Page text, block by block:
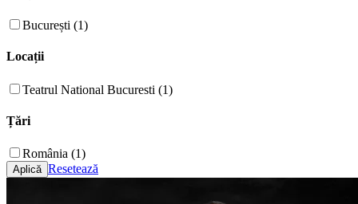
București (1)
Locații
Teatrul National Bucuresti (1)
Țări
România (1)
Resetează